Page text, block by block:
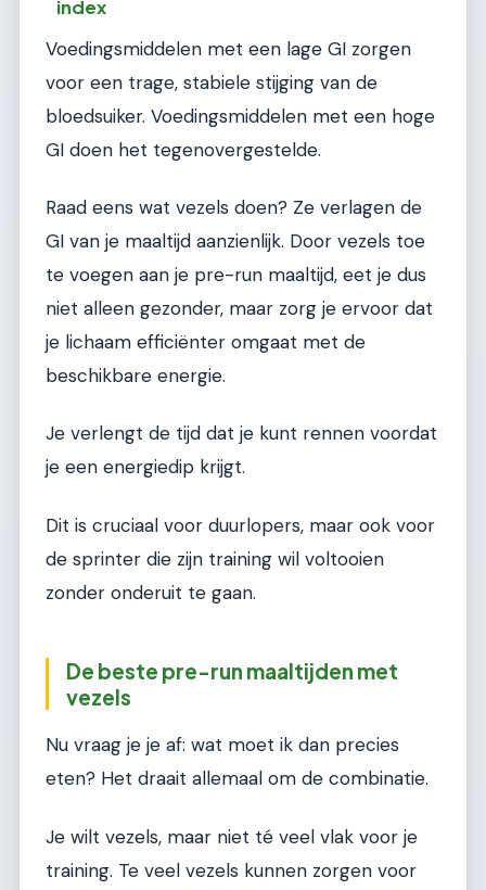
index
Voedingsmiddelen met een lage GI zorgen
voor een trage, stabiele stijging van de
bloedsuiker. Voedingsmiddelen met een hoge
GI doen het tegenovergestelde.
Raad eens wat vezels doen? Ze verlagen de
GI van je maaltijd aanzienlijk. Door vezels toe
te voegen aan je pre-run maaltijd, eet je dus
niet alleen gezonder, maar zorg je ervoor dat
je lichaam efficiënter omgaat met de
beschikbare energie.
Je verlengt de tijd dat je kunt rennen voordat
je een energiedip krijgt.
Dit is cruciaal voor duurlopers, maar ook voor
de sprinter die zijn training wil voltooien
zonder onderuit te gaan.
De beste pre-run maaltijden met
vezels
Nu vraag je je af: wat moet ik dan precies
eten? Het draait allemaal om de combinatie.
Je wilt vezels, maar niet té veel vlak voor je
training. Te veel vezels kunnen zorgen voor